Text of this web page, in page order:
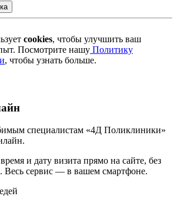
cookies, чтобы улучшить ваш
Посмотрите нашу Политику
, чтобы узнать больше.
специалистам «4Д Поликлиники»
и дату визита прямо на сайте, без
Весь сервис — в вашем смартфоне.